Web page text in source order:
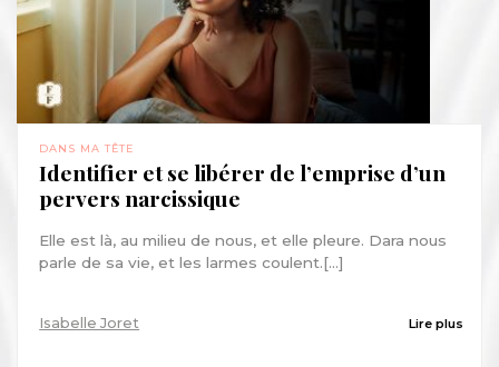
DANS MA TÊTE
Identifier et se libérer de l’emprise d’un
pervers narcissique
Elle est là, au milieu de nous, et elle pleure. Dara nous
parle de sa vie, et les larmes coulent.[...]
Isabelle Joret Lire plus